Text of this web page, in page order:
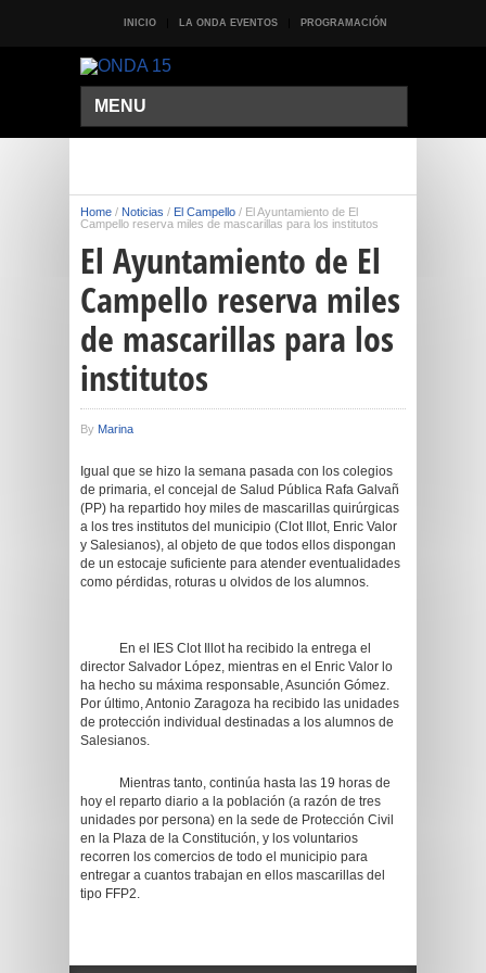
INICIO LA ONDA EVENTOS PROGRAMACIÓN
MENU
Home / Noticias / El Campello / El Ayuntamiento de El
Campello reserva miles de mascarillas para los institutos
El Ayuntamiento de El
Campello reserva miles
de mascarillas para los
institutos
By Marina
Igual que se hizo la semana pasada con los colegios
de primaria, el concejal de Salud Pública Rafa Galvañ
(PP) ha repartido hoy miles de mascarillas quirúrgicas
a los tres institutos del municipio (Clot Illot, Enric Valor
y Salesianos), al objeto de que todos ellos dispongan
de un estocaje suficiente para atender eventualidades
como pérdidas, roturas u olvidos de los alumnos.
En el IES Clot Illot ha recibido la entrega el
director Salvador López, mientras en el Enric Valor lo
ha hecho su máxima responsable, Asunción Gómez.
Por último, Antonio Zaragoza ha recibido las unidades
de protección individual destinadas a los alumnos de
Salesianos.
Mientras tanto, continúa hasta las 19 horas de
hoy el reparto diario a la población (a razón de tres
unidades por persona) en la sede de Protección Civil
en la Plaza de la Constitución, y los voluntarios
recorren los comercios de todo el municipio para
entregar a cuantos trabajan en ellos mascarillas del
tipo FFP2.